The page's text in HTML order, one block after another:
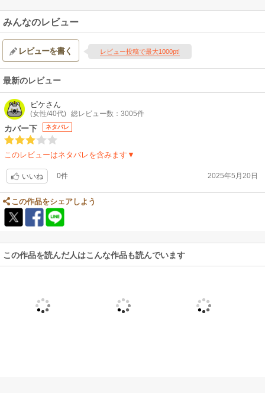
みんなのレビュー
レビューを書く レビュー投稿で最大1000pt!
最新のレビュー
ピケさん
(女性/40代) 総レビュー数：3005件
カバー下 ネタバレ
このレビューはネタバレを含みます▼
いいね 0件 2025年5月20日
この作品をシェアしよう
この作品を読んだ人はこんな作品も読んでいます